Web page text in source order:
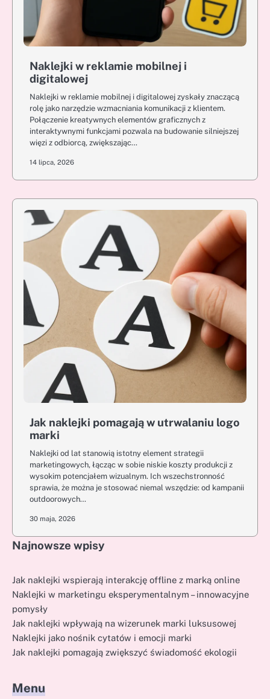
Naklejki w reklamie mobilnej i
digitalowej
Naklejki w reklamie mobilnej i digitalowej zyskały znaczącą
rolę jako narzędzie wzmacniania komunikacji z klientem.
Połączenie kreatywnych elementów graficznych z
interaktywnymi funkcjami pozwala na budowanie silniejszej
więzi z odbiorcą, zwiększając…
14 lipca, 2026
Jak naklejki pomagają w utrwalaniu logo
marki
Naklejki od lat stanowią istotny element strategii
marketingowych, łącząc w sobie niskie koszty produkcji z
wysokim potencjałem wizualnym. Ich wszechstronność
sprawia, że można je stosować niemal wszędzie: od kampanii
outdoorowych…
30 maja, 2026
Najnowsze wpisy
Jak naklejki wspierają interakcję offline z marką online
Naklejki w marketingu eksperymentalnym – innowacyjne
pomysły
Jak naklejki wpływają na wizerunek marki luksusowej
Naklejki jako nośnik cytatów i emocji marki
Jak naklejki pomagają zwiększyć świadomość ekologii
Menu